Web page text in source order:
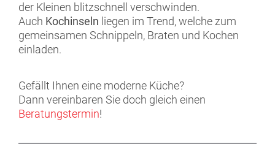
der Kleinen blitzschnell verschwinden.
Auch Kochinseln liegen im Trend, welche zum
gemeinsamen Schnippeln, Braten und Kochen
einladen.
Gefällt Ihnen eine moderne Küche?
Dann vereinbaren Sie doch gleich einen
Beratungstermin!